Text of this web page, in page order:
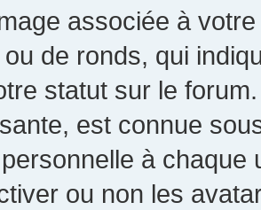
associée à
de ronds, qui
statut sur le
est connue
à chaque
ou non les